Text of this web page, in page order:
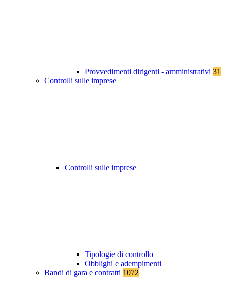
Provvedimenti dirigenti - amministrativi 31
Controlli sulle imprese
Controlli sulle imprese
Tipologie di controllo
Obblighi e adempimenti
Bandi di gara e contratti 1072